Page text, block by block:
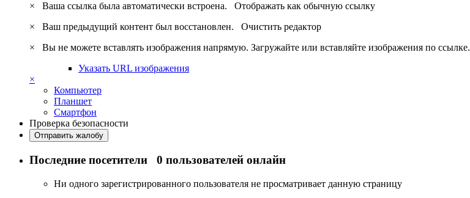
×
Ваша ссылка была автоматически встроена. Отображать как обычную ссылку
×
Ваш предыдущий контент был восстановлен. Очистить редактор
×
Вы не можете вставлять изображения напрямую. Загружайте или вставляйте изображения по ссылке.
Указать URL изображения
×
Компьютер
Планшет
Смартфон
Проверка безопасности
Отправить жалобу
Последние посетители 0 пользователей онлайн
Ни одного зарегистрированного пользователя не просматривает данную страницу